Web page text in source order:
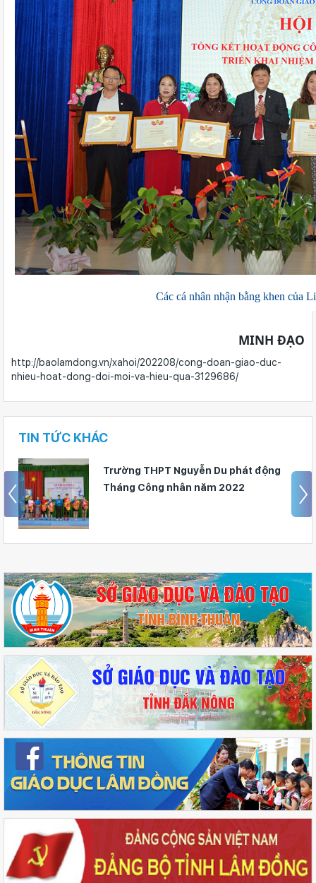
Các cá nhân nhận bằng khen của
MINH ĐẠO
http://baolamdong.vn/xahoi/202208/cong-doan-giao-duc-
nhieu-hoat-dong-doi-moi-va-hieu-qua-3129686/
TIN TỨC KHÁC
Trường THCS & THPT Tà Nung nhận
bàn giao Hệ thống nước lọc tinh khiết